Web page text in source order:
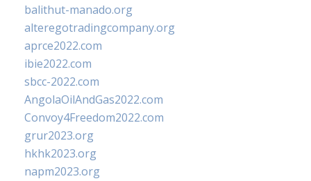
balithut-manado.org
alteregotradingcompany.org
aprce2022.com
ibie2022.com
sbcc-2022.com
AngolaOilAndGas2022.com
Convoy4Freedom2022.com
grur2023.org
hkhk2023.org
napm2023.org